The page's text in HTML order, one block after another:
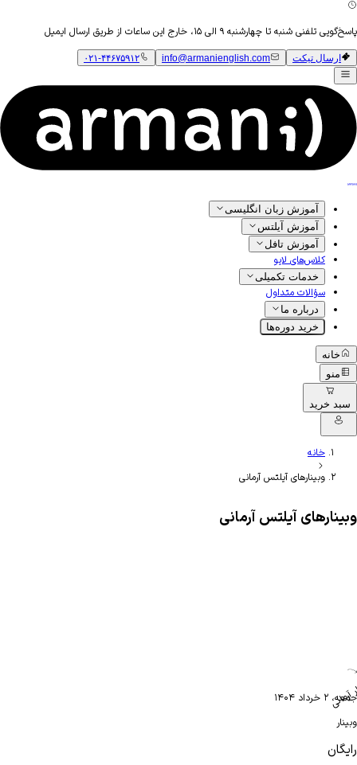
پاسخ‌گویی تلفنی شنبه تا چهارشنبه ۹ الی ۱۵، خارج این ساعات از طریق ارسال ایمیل
ارسال تیکت info@armanienglish.com ۰۲۱-۴۴۶۷۵۹۱۲
آموزش زبان انگلیسی
آموزش آیلتس
آموزش تافل
کلاس‌های لایو
خدمات تکمیلی
سؤالات متداول
درباره ما
خرید دوره‌ها
خانه
منو
سبد خرید
خانه
وبینارهای آیلتس آرمانی
وبینارهای آیلتس آرمانی
جمعه، ۲ خرداد ۱۴۰۴
وبینار
رایگان